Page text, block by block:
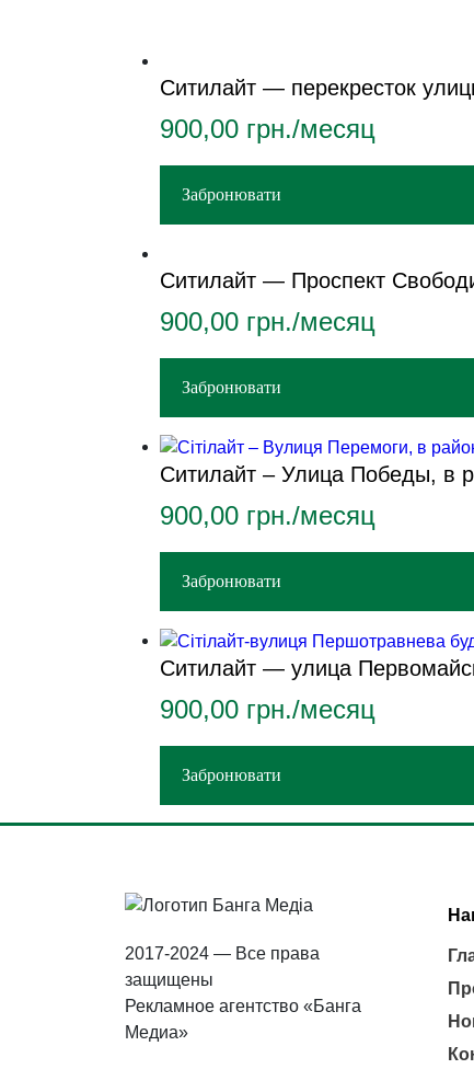
Ситилайт — перекресток
900,00 грн./месяц
Забронювати
Ситилайт — Проспект
900,00 грн./месяц
Забронювати
Ситилайт – Улица Победы,
900,00 грн./месяц
Забронювати
Ситилайт — улица
900,00 грн./месяц
Забронювати
2017-2024 — Все права
защищены
Рекламное агентство «Банга
Медиа»